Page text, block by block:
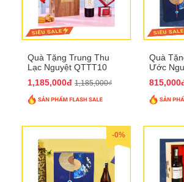
Quà Tặng Trung Thu
Lạc Nguyệt QTTT10
1,185,000đ 1,185,000₫
Quà
Ước
-0%